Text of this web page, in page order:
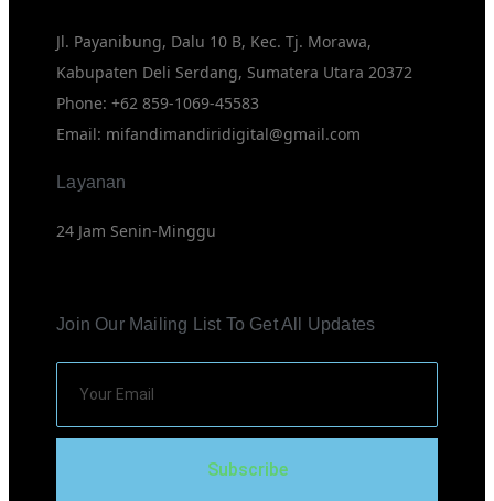
Jl. Payanibung, Dalu 10 B, Kec. Tj. Morawa,
Kabupaten Deli Serdang, Sumatera Utara 20372
Phone: +62 859-1069-45583
Email: mifandimandiridigital@gmail.com
Layanan
24 Jam Senin-Minggu
Join Our Mailing List To Get All Updates
Subscribe